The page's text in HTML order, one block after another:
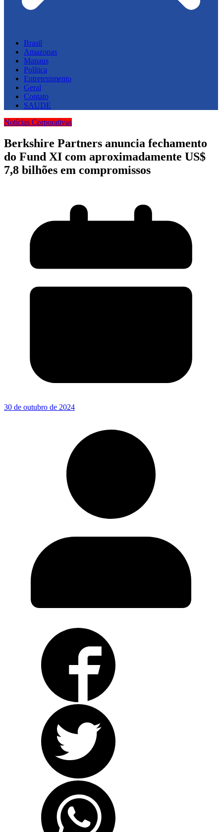
Brasil
Amazonas
Manaus
Política
Entretenimento
Geral
Contato
SAUDE
Notícias Corporativas
Berkshire Partners anuncia fechamento
do Fund XI com aproximadamente US$
7,8 bilhões em compromissos
30 de outubro de 2024